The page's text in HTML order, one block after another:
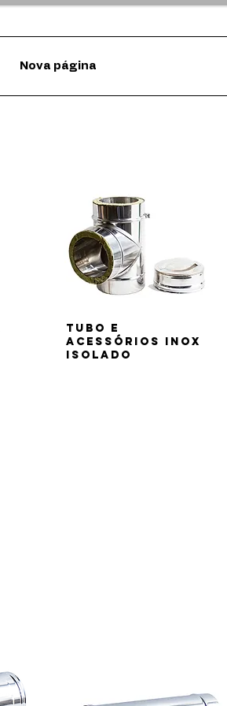
Nova página
tubo e
ACESSÓRIOS INOX
isolado